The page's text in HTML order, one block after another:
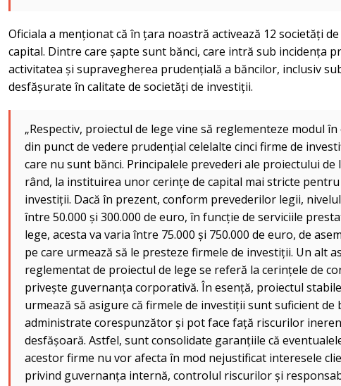
Oficiala a menționat că în țara noastră activează 12 societăți
capital. Dintre care șapte sunt bănci, care intră sub incidența
activitatea și supravegherea prudențială a băncilor, inclusiv
desfășurate în calitate de societăți de investiții.
„Respectiv, proiectul de lege vine să reglementeze modul
din punct de vedere prudențial celelalte cinci firme de
care nu sunt bănci. Principalele prevederi ale proiectului
rând, la instituirea unor cerințe de capital mai stricte
investiții. Dacă în prezent, conform prevederilor legii,
între 50.000 și 300.000 de euro, în funcție de serviciile
lege, acesta va varia între 75.000 și 750.000 de euro, de
pe care urmează să le presteze firmele de investiții. Un alt
reglementat de proiectul de lege se referă la cerințele de
privește guvernanța corporativă. În esență, proiectul
urmează să asigure că firmele de investiții sunt suficient de
administrate corespunzător și pot face față riscurilor
desfășoară. Astfel, sunt consolidate garanțiile că
acestor firme nu vor afecta în mod nejustificat interesele
privind guvernanța internă, controlul riscurilor și